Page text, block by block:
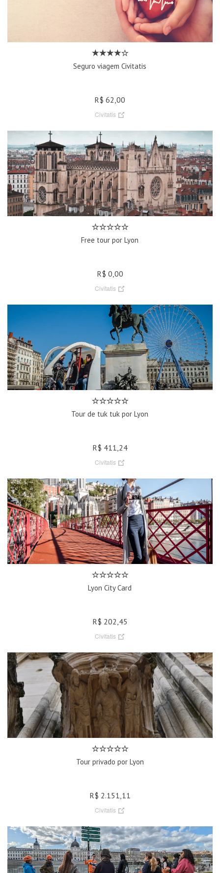
Seguro viagem Civitatis
R$ 62,00
Civitatis
Free tour por Lyon
R$ 0,00
Civitatis
Tour de tuk tuk por Lyon
R$ 411,24
Civitatis
Lyon City Card
R$ 202,45
Civitatis
Tour privado por Lyon
R$ 2.151,11
Civitatis